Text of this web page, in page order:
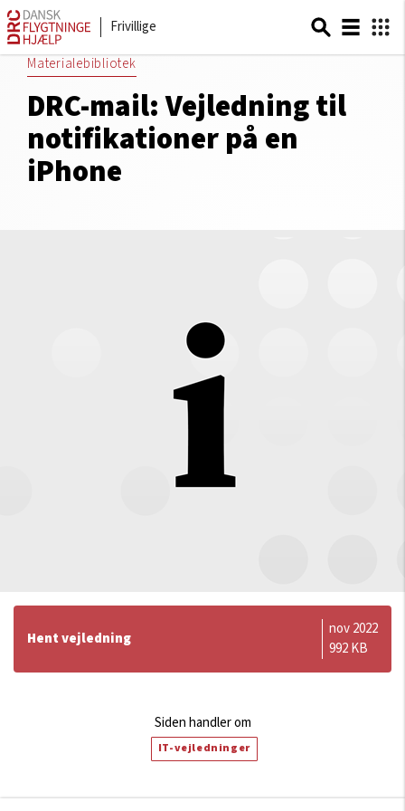
Frivillige
Materialebibliotek
DRC-mail: Vejledning til
notifikationer på en
iPhone
Hent vejledning
nov 2022
992 KB
Siden handler om
IT-vejledninger